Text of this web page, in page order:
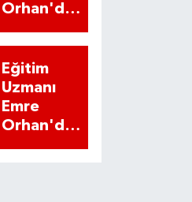
Orhan'dan
adaylarına
'İstatistiki'
uyarı
Eğitim
Uzmanı
Emre
Orhan'dan